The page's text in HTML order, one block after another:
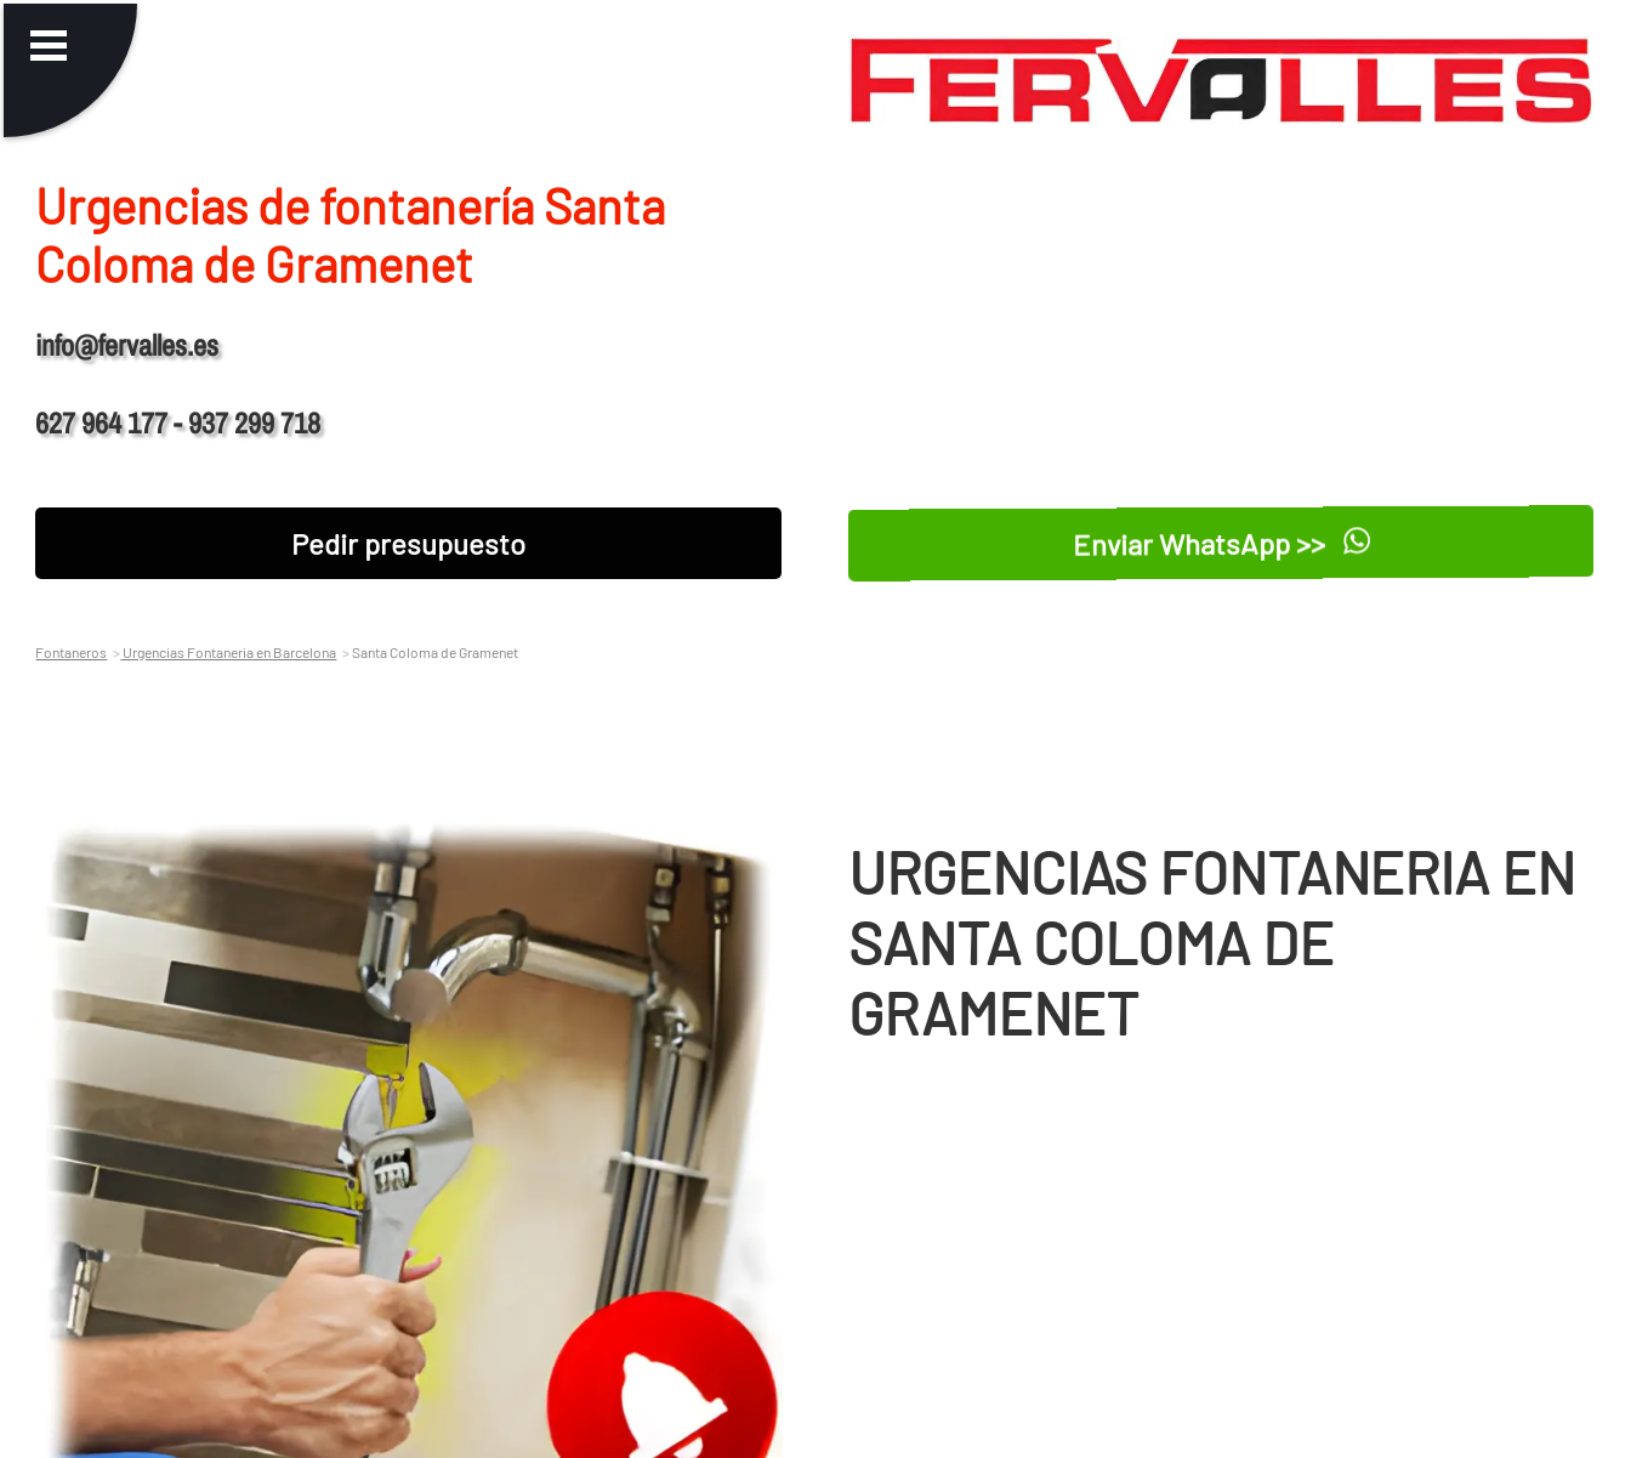
Urgencias de fontanerí­a Santa
Coloma de Gramenet
info@fervalles.es
627 964 177 - 937 299 718
Pedir presupuesto Enviar WhatsApp >>
Fontaneros Urgencias Fontaneria en Barcelona Santa Coloma de Gramenet
URGENCIAS FONTANERIA EN
SANTA COLOMA DE
GRAMENET